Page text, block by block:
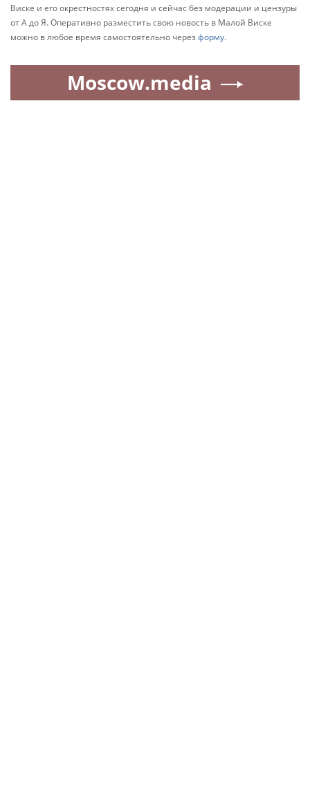
Виске и его окрестностях сегодня и сейчас без модерации и цензуры
от А до Я. Оперативно разместить свою новость в Малой Виске
можно в любое время самостоятельно черезформу.
Moscow.media